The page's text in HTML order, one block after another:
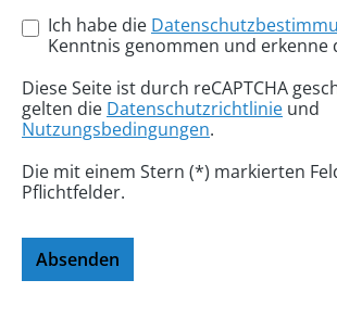
Ich habe die
Kenntnis genommen und erkenne
Diese Seite ist durch reCAPTCHA
gelten die Datenschutzrichtlinie und
Nutzungsbedingungen.
Die mit einem Stern (*) markierten
Pflichtfelder.
Absenden